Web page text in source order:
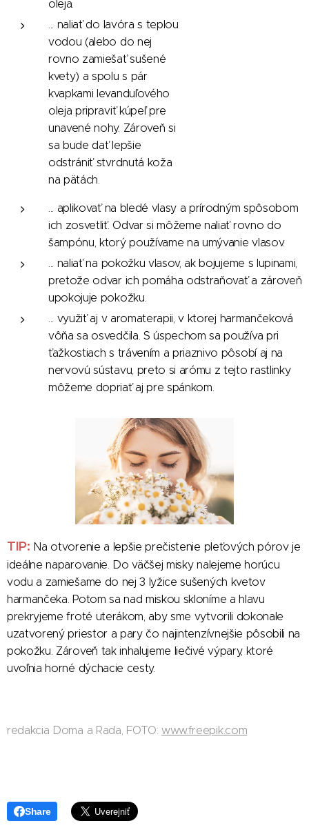
oleja.
... naliať do lavóra s teplou
vodou (alebo do nej
rovno zamiešať sušené
kvety) a spolu s pár
kvapkami levanduľového
oleja pripraviť kúpeľ pre
unavené nohy. Zároveň si
sa bude dať lepšie
odstrániť stvrdnutá koža
na pätách.
... aplikovať na bledé vlasy a prírodným spôsobom
ich zosvetliť. Odvar si môžeme naliať rovno do
šampónu, ktorý používame na umývanie vlasov.
... naliať na pokožku vlasov, ak bojujeme s lupinami,
pretože odvar ich pomáha odstraňovať a zároveň
upokojuje pokožku.
... využiť aj v aromaterapii, v ktorej harmančeková
vôňa sa osvedčila. S úspechom sa používa pri
ťažkostiach s trávením a priaznivo pôsobí aj na
nervovú sústavu, preto si arómu z tejto rastlinky
môžeme dopriať aj pre spánkom.
TIP: Na otvorenie a lepšie prečistenie pleťových pórov je
ideálne naparovanie. Do väčšej misky nalejeme horúcu
vodu a zamiešame do nej 3 lyžice sušených kvetov
harmančeka. Potom sa nad miskou skloníme a hlavu
prekryjeme froté uterákom, aby sme vytvorili dokonale
uzatvorený priestor a pary čo najintenzívnejšie pôsobili na
pokožku. Zároveň tak inhalujeme liečivé výpary, ktoré
uvoľnia horné dýchacie cesty.
redakcia Doma a Rada, FOTO:www.freepik.com
Share